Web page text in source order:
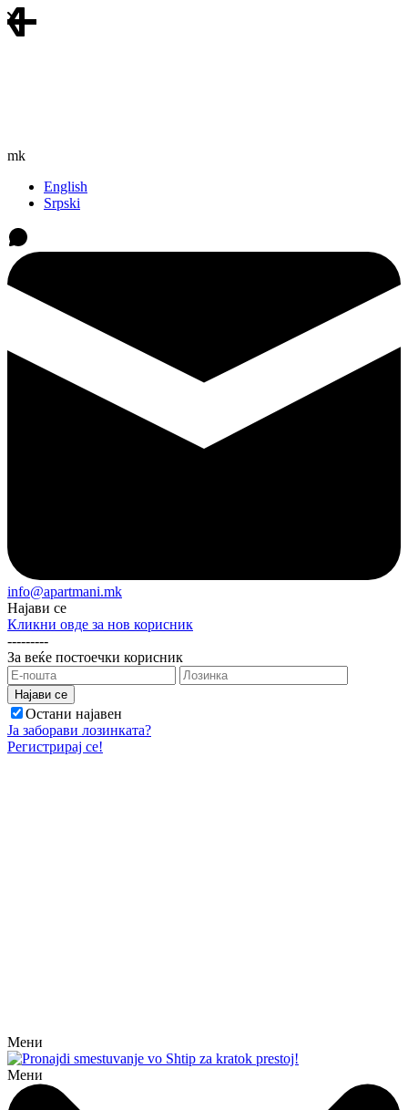
mk
English
Srpski
info@apartmani.mk
Најави се
Кликни овде за нов корисник
---------
За веќе постоечки корисник
Остани најавен
Ја заборави лозинката?
Регистрирај се!
Мени
Мени